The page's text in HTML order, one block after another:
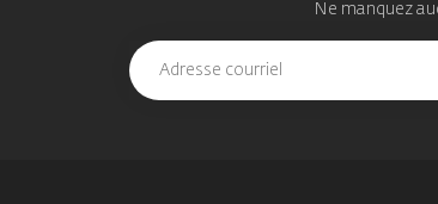
Ne manquez